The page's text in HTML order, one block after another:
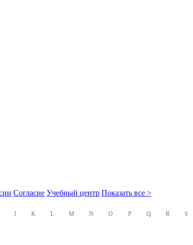
Согласие Учебный центр Показать все >
J K L M N O P Q R S